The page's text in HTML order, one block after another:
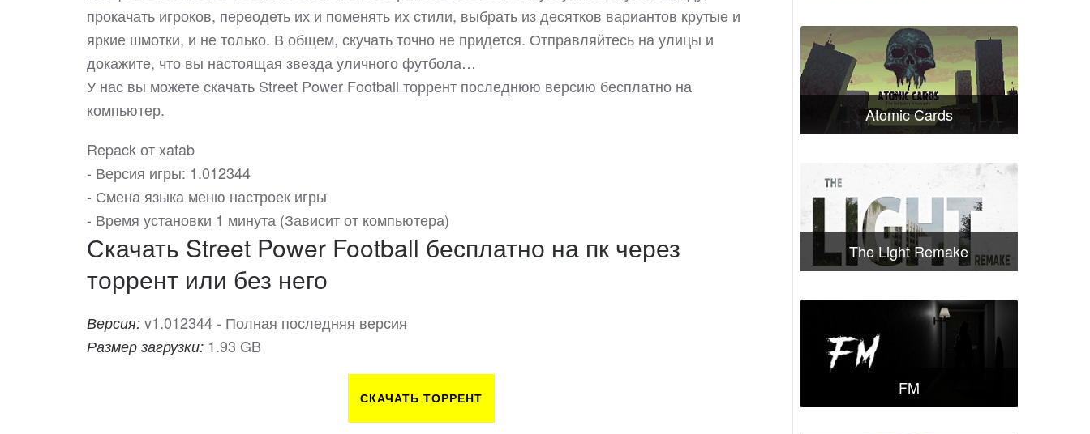
прокачать игроков, переодеть их и поменять их стили, выбрать из десятков вариантов крутые и
яркие шмотки, и не только. В общем, скучать точно не придется. Отправляйтесь на улицы и
докажите, что вы настоящая звезда уличного футбола…
У нас вы можете скачать Street Power Football торрент последнюю версию бесплатно на
компьютер.
Repack от xatab
- Версия игры: 1.012344
- Смена языка меню настроек игры
- Время установки 1 минута (Зависит от компьютера)
Скачать Street Power Football бесплатно на пк через
торрент или без него
Версия: v1.012344 - Полная последняя версия
Размер загрузки: 1.93 GB
СКАЧАТЬ ТОРРЕНТ
Atomic Cards
The Light Remake
FM